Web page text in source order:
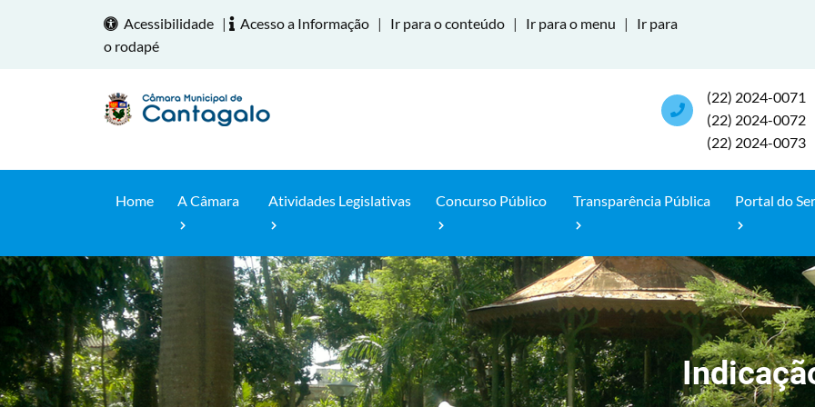
Acessibilidade | Acesso a Informação | Ir para o conteúdo | Ir para o menu |
Ir para
o rodapé
(22) 2024-0071
(22) 2024-0072
(22) 2024-0073
Home A Câmara Atividades Legislativas Concurso Público Transparência Pública Portal do